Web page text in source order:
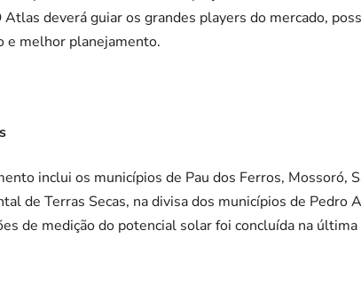
deverá guiar os grandes players do mercado,
e melhor planejamento.
inclui os municípios de Pau dos Ferros, Mossoró,
de Terras Secas, na divisa dos municípios de Pedro
de medição do potencial solar foi concluída na